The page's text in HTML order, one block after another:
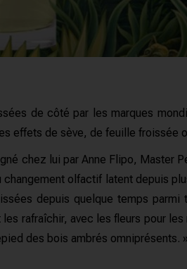
de côté par les marques
effets de sève, de feuille froissée
chez lui par Anne Flipo, Master
olfactif latent depuis
depuis quelque temps
rafraîchir, avec les fleurs pour
des bois ambrés omniprésents. »